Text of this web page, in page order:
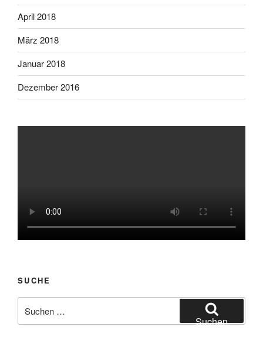
April 2018
März 2018
Januar 2018
Dezember 2016
SUCHE
nach:
Suchen